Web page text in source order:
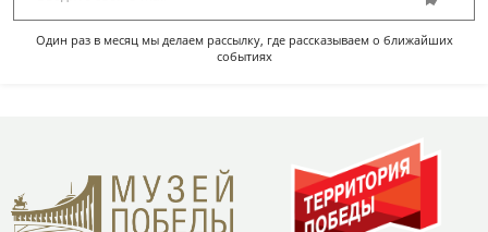
Один раз в месяц мы делаем рассылку, где рассказываем о ближайших
событиях